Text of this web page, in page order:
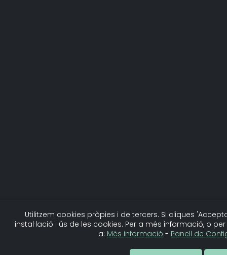
Utilitzem cookies pròpies i de tercers. Si cliques
instal·lació i ús de les cookies. Per a més informació, o
a: Més informació - Panell de